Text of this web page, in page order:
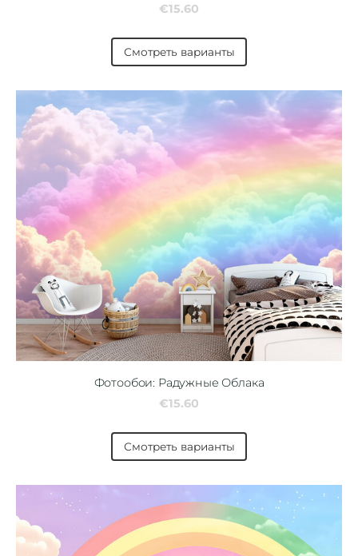
€15.60
Смотреть варианты
Фотообои: Радужные Облака
€15.60
Смотреть варианты